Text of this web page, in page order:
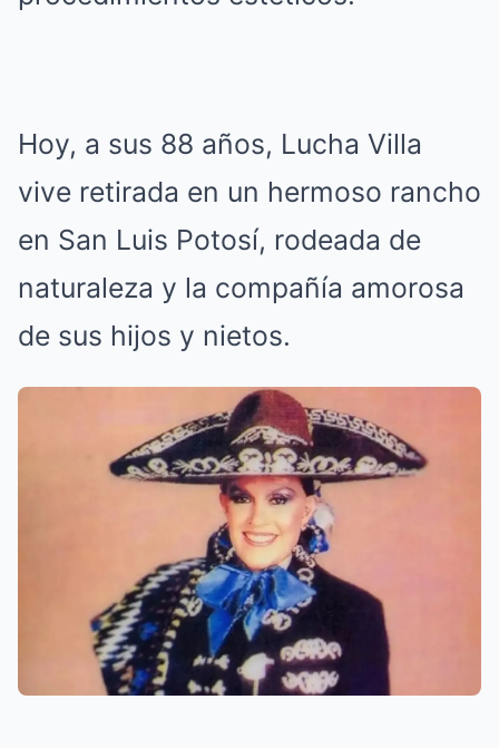
Hoy, a sus 88 años, Lucha Villa
vive retirada en un hermoso rancho
en San Luis Potosí, rodeada de
naturaleza y la compañía amorosa
de sus hijos y nietos.